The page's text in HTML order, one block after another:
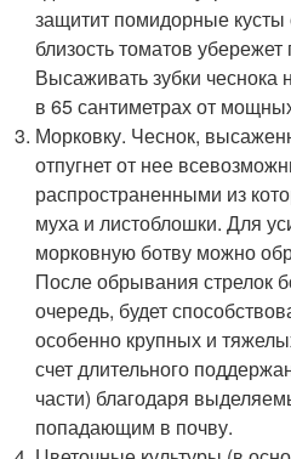
защитит помидорные
близость томатов
Высаживать зубки
в 65 сантиметрах от
Морковку. Чеснок,
отпугнет от нее
распространенными из
муха и листоблошки. Для
морковную ботву можно
После обрывания стрелок
очередь, будет
особенно крупных и
счет длительного
части) благодаря
попадающим в почву.